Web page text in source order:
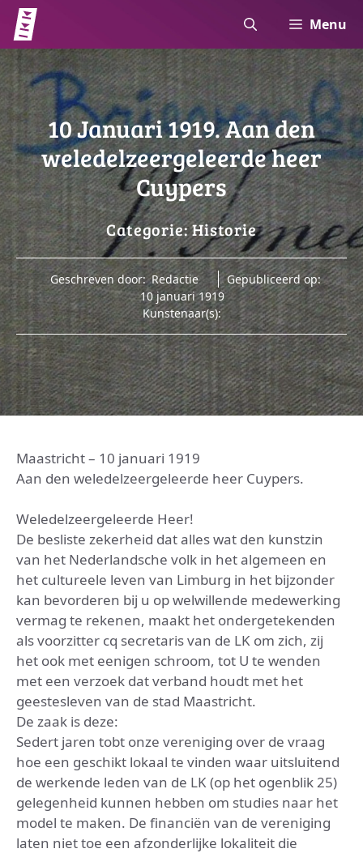
naar
de
inhoud
Menu
10 Januari 1919. Aan den
weledelzeergeleerde heer
Cuypers
Categorie:Historie
Geschreven door: Redactie
Gepubliceerd op:
10 januari 1919
Kunstenaar(s):
Maastricht – 10 januari 1919
Aan den weledelzeergeleerde heer Cuypers.
Weledelzeergeleerde Heer!
De besliste zekerheid dat alles wat den kunstzin
van het Nederlandsche volk in het algemeen en
het cultureele leven van Limburg in het bijzonder
kan bevorderen bij u op welwillende medewerking
vermag te rekenen, maakt het ondergetekenden
als voorzitter cq secretaris van de LK om zich, zij
het ook met eenigen schroom, tot U te wenden
met een verzoek dat verband houdt met het
geestesleven van de stad Maastricht.
De zaak is deze:
Sedert jaren tobt onze vereniging over de vraag
hoe een geschikt lokaal te vinden waar uitsluitend
de werkende leden van de LK (op het ogenblik 25)
gelegenheid kunnen hebben om studies naar het
model te maken. De financiën van de vereniging
laten niet toe een afzonderlijke lokaliteit die